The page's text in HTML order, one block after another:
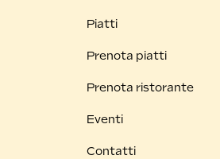
Piatti
Prenota piatti
Prenota ristorante
Eventi
Contatti